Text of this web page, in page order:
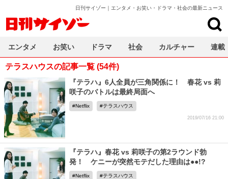
日刊サイゾー｜エンタメ・お笑い・ドラマ・社会の最新ニュース
テラスハウスの記事一覧 (54件)
『テラハ』6人全員が三角関係に！ 春花 vs 莉
咲子のバトルは最終局面へ
Netflix テラスハウス
2019/07/16 21:00
『テラハ』春花 vs 莉咲子の第2ラウンド勃
発！ ケニーが突然モテだした理由は●●!?
Netflix テラスハウス
エンタメ お笑い ドラマ 社会 カルチャー 連載